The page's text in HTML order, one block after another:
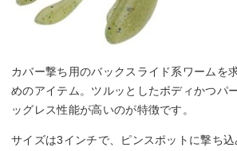
カバー撃ち用のバックスライド系ワームを
めのアイテム。ツルッとしたボディかつパ
ッグレス性能が高いのが特徴です。
サイズは3インチで、ピンスポットに撃ち